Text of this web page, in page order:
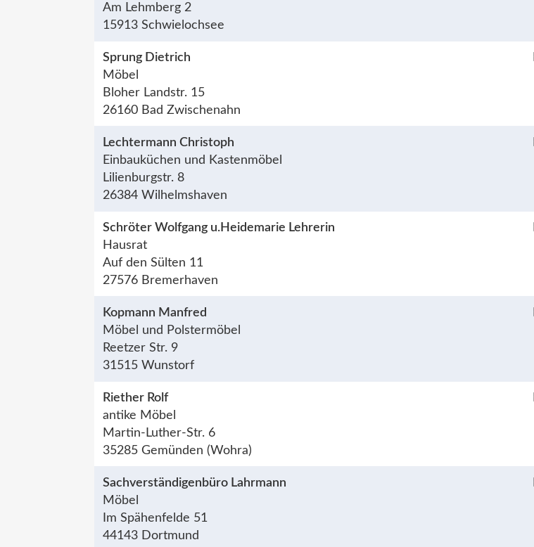
Am Lehmberg 2
15913 Schwielochsee
Sprung Dietrich
Möbel
Bloher Landstr. 15
26160 Bad Zwischenahn
Lechtermann Christoph
Einbauküchen und Kastenmöbel
Lilienburgstr. 8
26384 Wilhelmshaven
Schröter Wolfgang u.Heidemarie Lehrerin
Hausrat
Auf den Sülten 11
27576 Bremerhaven
Kopmann Manfred
Möbel und Polstermöbel
Reetzer Str. 9
31515 Wunstorf
Riether Rolf
antike Möbel
Martin-Luther-Str. 6
35285 Gemünden (Wohra)
Sachverständigenbüro Lahrmann
Möbel
Im Spähenfelde 51
44143 Dortmund